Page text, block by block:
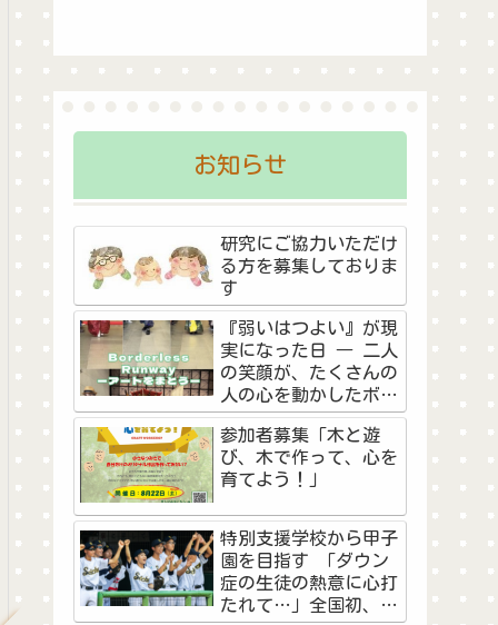
お知らせ
研究にご協力いただけ
る方を募集しておりま
す
『弱いはつよい』が現
実になった日 ― 二人
の笑顔が、たくさんの
人の心を動かしたボー
ダーレス・ランウェイ
―
参加者募集「木と遊
び、木で作って、心を
育てよう！」
特別支援学校から甲子
園を目指す 「ダウン
症の生徒の熱意に心打
たれて…」全国初、夏